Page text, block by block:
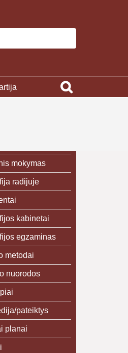
mokymas
radijuje
kabinetai
egzaminas
metodai
nuorodos
pateiktys
planai